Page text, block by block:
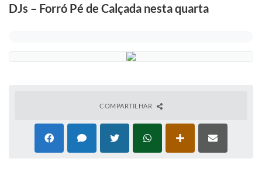
Contas Públicas
Fale Conosco
FAQ - Perguntas Frequentes
DJs – Forró Pé de Calçada nesta quarta
COMPARTILHAR